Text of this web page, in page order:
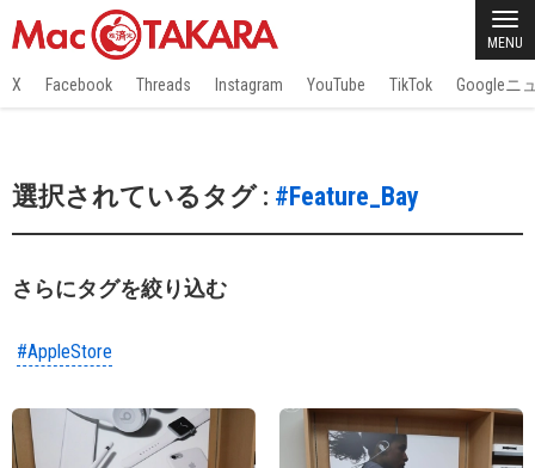
MENU
X Facebook Threads Instagram YouTube TikTok Googleニ
選択されているタグ : #Feature_Bay
さらにタグを絞り込む
#AppleStore